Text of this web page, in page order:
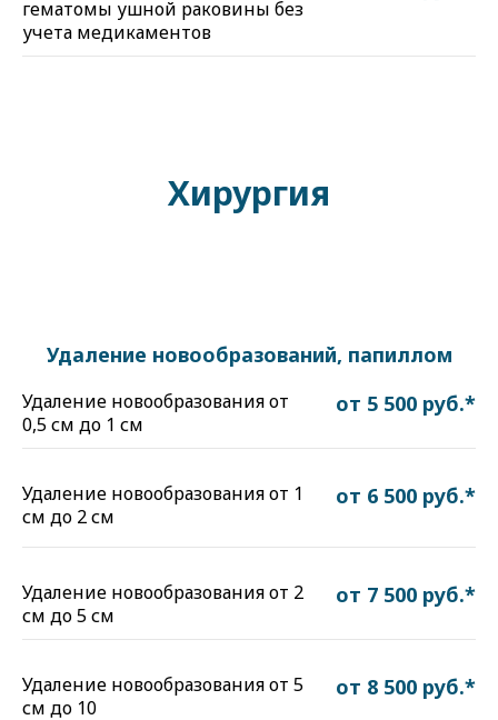
гематомы ушной раковины без
учета медикаментов
Хирургия
Удаление новообразований, папиллом
Удаление новообразования от
0,5 см до 1 см
от 5 500 руб.*
Удаление новообразования от 1
см до 2 см
от 6 500 руб.*
Удаление новообразования от 2
см до 5 см
от 7 500 руб.*
Удаление новообразования от 5
см до 10
от 8 500 руб.*